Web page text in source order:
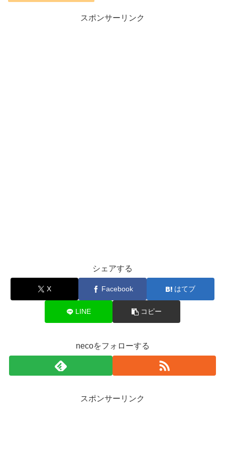
スポンサーリンク
シェアする
X Facebook はてブ
LINE コピー
necoをフォローする
スポンサーリンク